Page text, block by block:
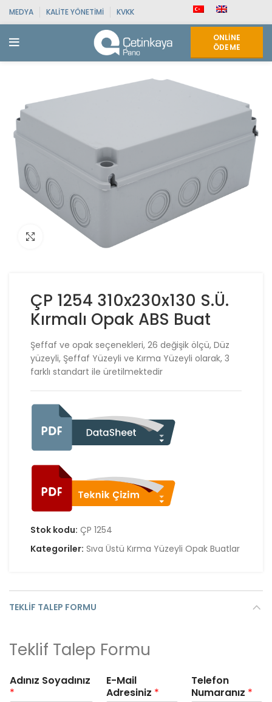
MEDYA KALITE YÖNETIMI KVKK
ONLINE
ÖDEME
Click to enlarge
ÇP 1254 310x230x130 S.Ü.
Kırmalı Opak ABS Buat
Şeffaf ve opak seçenekleri, 26 değişik ölçü, Düz
yüzeyli, Şeffaf Yüzeyli ve Kırma Yüzeyli olarak, 3
farklı standart ile üretilmektedir
Stok kodu: ÇP 1254
Kategoriler: Sıva Üstü Kırma Yüzeyli Opak Buatlar
TEKLIF TALEP FORMU
Teklif Talep Formu
Adınız Soyadınız
*
E-Mail
Adresiniz *
Telefon
Numaranız *